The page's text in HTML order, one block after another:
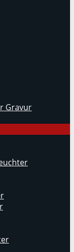
Gravur